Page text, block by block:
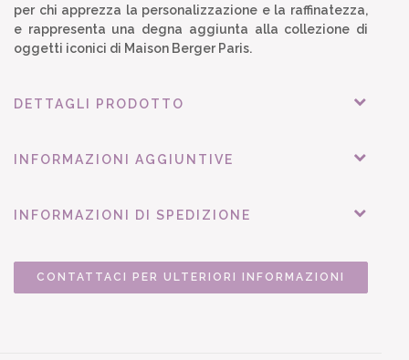
per chi apprezza la personalizzazione e la raffinatezza,
e rappresenta una degna aggiunta alla collezione di
oggetti iconici di Maison Berger Paris.
DETTAGLI PRODOTTO
INFORMAZIONI AGGIUNTIVE
INFORMAZIONI DI SPEDIZIONE
CONTATTACI PER ULTERIORI INFORMAZIONI